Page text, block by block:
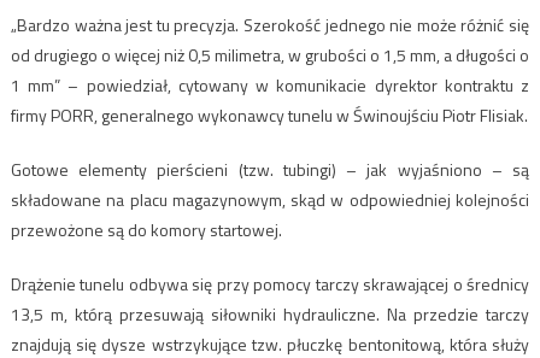
„Bardzo ważna jest tu precyzja. Szerokość jednego nie może różnić się
od drugiego o więcej niż 0,5 milimetra, w grubości o 1,5 mm, a długości o
1 mm” – powiedział, cytowany w komunikacie dyrektor kontraktu z
firmy PORR, generalnego wykonawcy tunelu w Świnoujściu Piotr Flisiak.
Gotowe elementy pierścieni (tzw. tubingi) – jak wyjaśniono – są
składowane na placu magazynowym, skąd w odpowiedniej kolejności
przewożone są do komory startowej.
Drążenie tunelu odbywa się przy pomocy tarczy skrawającej o średnicy
13,5 m, którą przesuwają siłowniki hydrauliczne. Na przedzie tarczy
znajdują się dysze wstrzykujące tzw. płuczkę bentonitową, która służy